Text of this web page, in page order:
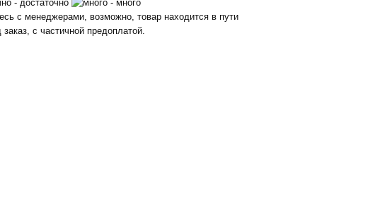
- достаточно
- много
с менеджерами, возможно, товар находится в пути
с частичной предоплатой.